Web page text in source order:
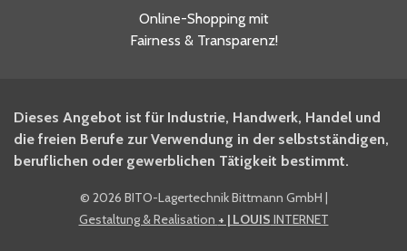
Ja, ich habe die
Datenschutzhinweise gelesen
und akzeptiere diese.
BITO Newsletter Fachwissen
Intralogistiker anmelden.
Ja, ich möchte mich für den
BITO Shop-Newsletter
Online-Shopping mit
Fairness & Transparenz!
Dieses Angebot ist für Industrie, Handwerk, Handel und
die freien Berufe zur Verwendung in der selbstständigen,
beruflichen oder gewerblichen Tätigkeit bestimmt.
© 2026 BITO-Lagertechnik Bittmann GmbH |
Gestaltung & Realisation + | LOUIS INTERNET